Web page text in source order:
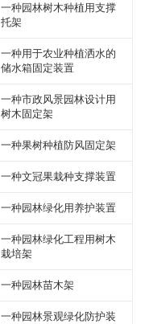
一种园林树木种植用支撑
托架
一种用于农业种植洒水的
储水箱固定装置
一种市政风景园林设计用
树木固定架
一种果树种植防风固定架
一种文冠果栽种支撑装置
一种园林绿化用养护装置
一种园林绿化工程用树木
栽培架
一种园林苗木架
一种园林景观绿化防护装